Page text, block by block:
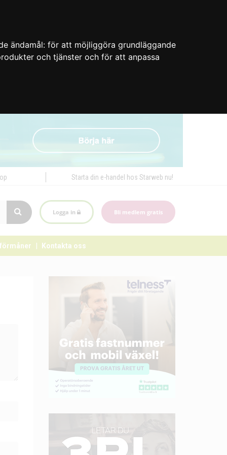
ändamål: för att möjliggöra grundläggande
och tjänster och för att anpassa
Starta din e-handel hos Starweb nu!
Logga in Bli medlem gratis
Kontakta oss